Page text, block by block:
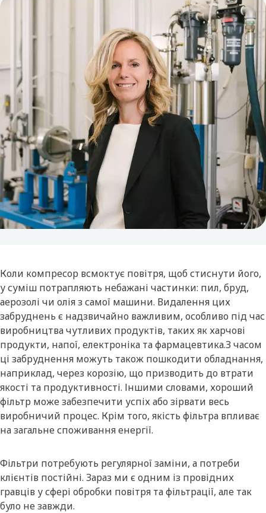
Коли компресор всмоктує повітря, щоб стиснути його,
у суміш потрапляють небажані частинки: пил, бруд,
аерозолі чи олія з самої машини. Видалення цих
забруднень є надзвичайно важливим, особливо під час
виробництва чутливих продуктів, таких як харчові
продукти, напої, електроніка та фармацевтика.З часом
ці забруднення можуть також пошкодити обладнання,
наприклад, через корозію, що призводить до втрати
якості та продуктивності. Іншими словами, хороший
фільтр може забезпечити успіх або зірвати весь
виробничий процес. Крім того, якість фільтра впливає
на загальне споживання енергії.
Фільтри потребують регулярної заміни, а потреби
клієнтів постійні. Зараз ми є одним із провідних
гравців у сфері обробки повітря та фільтрації, але так
було не завжди.